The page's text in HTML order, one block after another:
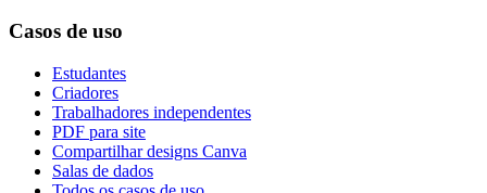
Casos de uso
Estudantes
Criadores
Trabalhadores independentes
PDF para site
Compartilhar designs Canva
Salas de dados